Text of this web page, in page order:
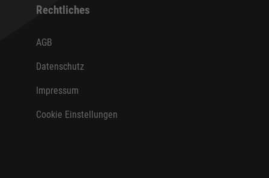
Rechtliches
AGB
Datenschutz
Impressum
Cookie Einstellungen